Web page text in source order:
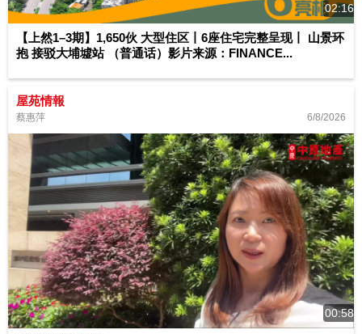
02:16
【上然1–3期】1,650伙 大型住区丨6座住宅完整呈现丨 山景环
抱 接驳大埔墟站 （普通话）影片来源：FINANCE...
屋苑情報
蔡惠萍 6/8/2026
00:58